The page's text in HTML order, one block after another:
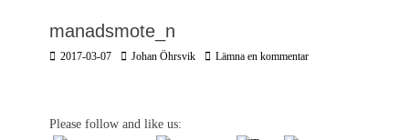
manadsmote_n
Postades
2017-03-07 Författare
Johan Öhrsvik Lämna en kommentar
Please follow and like us: